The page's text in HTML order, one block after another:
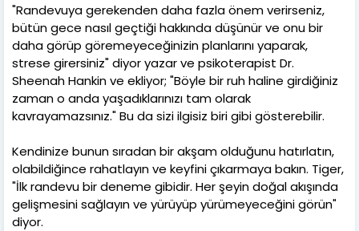
"Randevuya gerekenden daha fazla önem verirseniz,
bütün gece nasıl geçtiği hakkında düşünür ve onu bir
daha görüp göremeyeceğinizin planlarını yaparak,
strese girersiniz" diyor yazar ve psikoterapist Dr.
Sheenah Hankin ve ekliyor; "Böyle bir ruh haline girdiğiniz
zaman o anda yaşadıklarınızı tam olarak
kavrayamazsınız." Bu da sizi ilgisiz biri gibi gösterebilir.
Kendinize bunun sıradan bir akşam olduğunu hatırlatın,
olabildiğince rahatlayın ve keyfini çıkarmaya bakın. Tiger,
"İlk randevu bir deneme gibidir. Her şeyin doğal akışında
gelişmesini sağlayın ve yürüyüp yürümeyeceğini görün"
diyor.